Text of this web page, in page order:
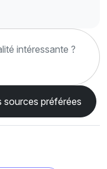
intéressante ?
sources préférées